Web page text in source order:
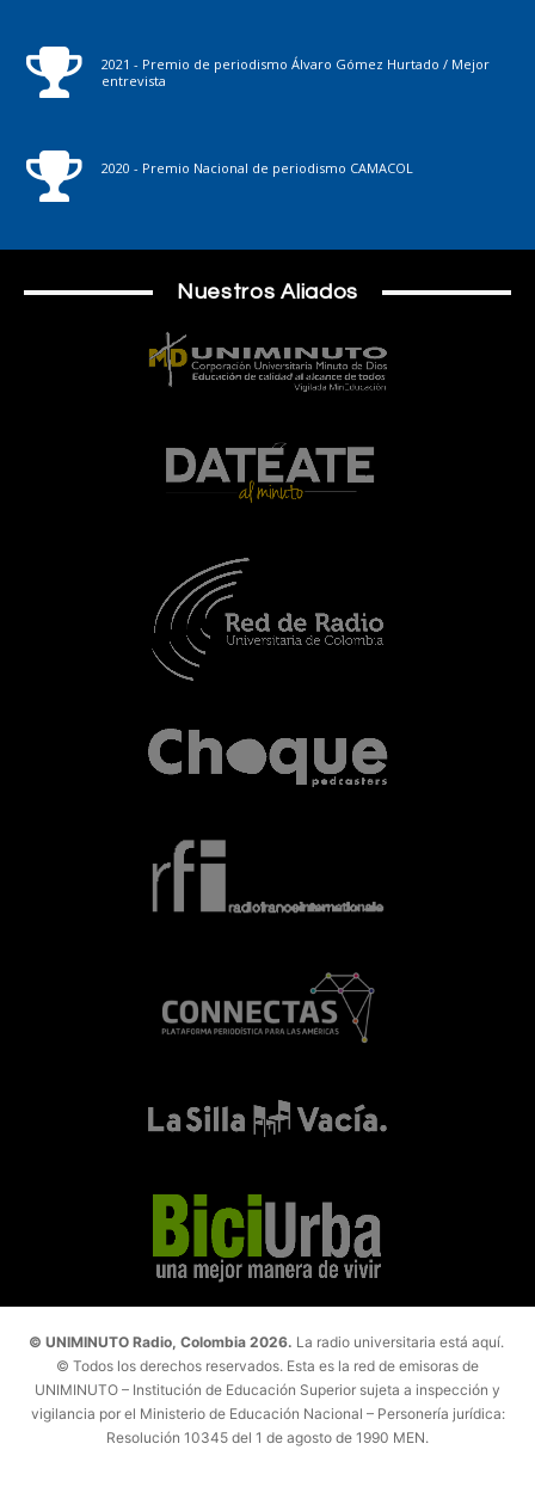
2021 - Premio de periodismo Álvaro Gómez Hurtado / Mejor
entrevista
2020 - Premio Nacional de periodismo CAMACOL
Nuestros Aliados
© UNIMINUTO Radio, Colombia 2026. La radio universitaria está aquí.
© Todos los derechos reservados. Esta es la red de emisoras de
UNIMINUTO – Institución de Educación Superior sujeta a inspección y
vigilancia por el Ministerio de Educación Nacional – Personería jurídica:
Resolución 10345 del 1 de agosto de 1990 MEN.